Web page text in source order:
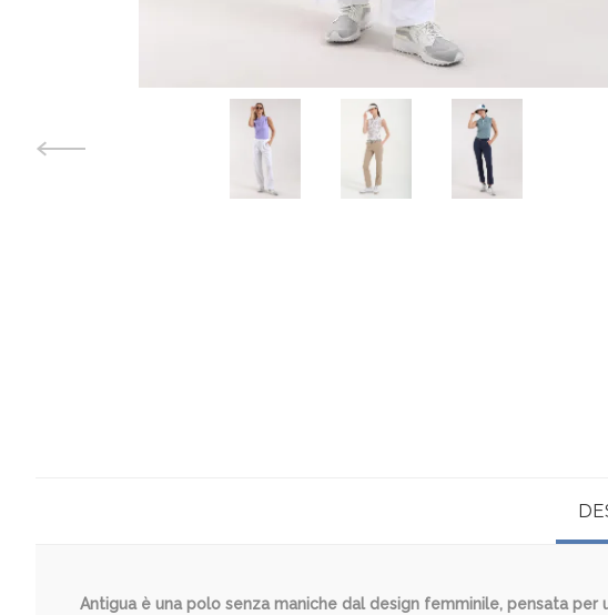
Antigua è una polo senza maniche dal design femminile, pensata